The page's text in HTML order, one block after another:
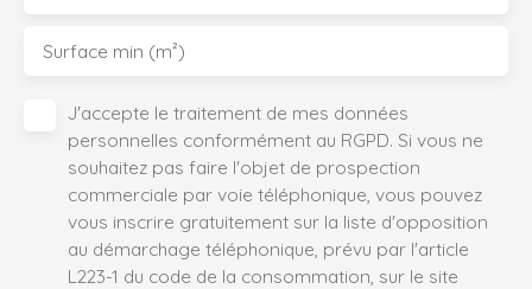
Surface min (m²)
J'accepte le traitement de mes données
personnelles conformément au RGPD. Si vous ne
souhaitez pas faire l'objet de prospection
commerciale par voie téléphonique, vous pouvez
vous inscrire gratuitement sur la liste d'opposition
au démarchage téléphonique, prévu par l'article
L223-1 du code de la consommation, sur le site